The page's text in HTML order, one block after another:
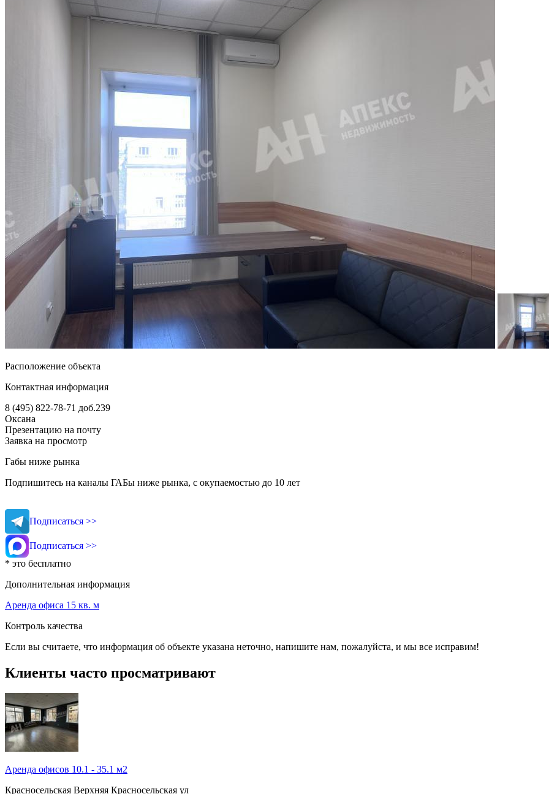
Расположение объекта
Контактная информация
8 (495) 822-78-71 доб.239
Оксана
Презентацию на почту
Заявка на просмотр
Габы ниже рынка
Подпишитесь на каналы ГАБы ниже рынка, с окупаемостью до 10 лет
Подписаться >>
Подписаться >>
* это бесплатно
Дополнительная информация
Аренда офиса 15 кв. м
Контроль качества
Если вы считаете, что информация об объекте указана неточно, напишите нам, пожалуйста, и мы все исправим!
Клиенты часто просматривают
Аренда офисов 10.1 - 35.1 м2
Красносельская Верхняя Красносельская ул